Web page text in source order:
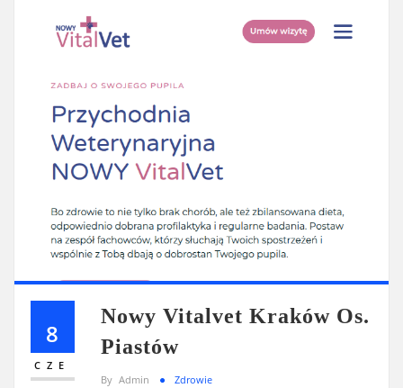
8
CZE
Nowy Vitalvet Kraków Os.
Piastów
By Admin Zdrowie